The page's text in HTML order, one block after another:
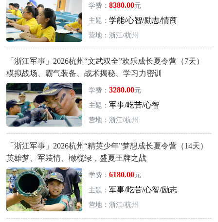
学费： 8380.00元
主题： 学能/心智/励志/情商
营地：浙江/杭州
「浙江军事」2026杭州“文武双全”欢乐成长夏令营（7天）
模拟战场、霸气装备、战术揭秘、学习力密训
学费： 3280.00元
主题： 军事/吃苦/心智
营地：浙江/杭州
「浙江军事」2026杭州“精英少年”梦想成长夏令营（14天）
英雄梦、军装情、橄榄绿，盛夏王牌之战
学费： 6180.00元
主题： 军事/吃苦/心智/励志
营地：浙江/杭州